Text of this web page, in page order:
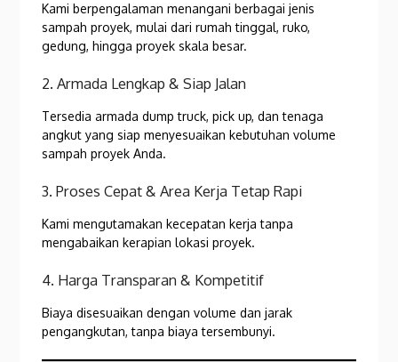
Kami berpengalaman menangani berbagai jenis
sampah proyek, mulai dari rumah tinggal, ruko,
gedung, hingga proyek skala besar.
2. Armada Lengkap & Siap Jalan
Tersedia armada dump truck, pick up, dan tenaga
angkut yang siap menyesuaikan kebutuhan volume
sampah proyek Anda.
3. Proses Cepat & Area Kerja Tetap Rapi
Kami mengutamakan kecepatan kerja tanpa
mengabaikan kerapian lokasi proyek.
4. Harga Transparan & Kompetitif
Biaya disesuaikan dengan volume dan jarak
pengangkutan, tanpa biaya tersembunyi.